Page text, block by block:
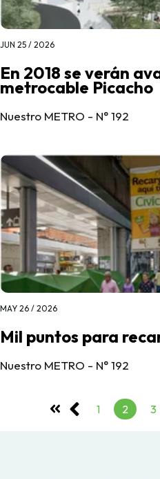
JUN 25 / 2026
En 2018 se verán
metrocable Picacho
Nuestro METRO - N° 192
MAY 26 / 2026
Mil puntos para
Nuestro METRO - N° 192
1 2 3